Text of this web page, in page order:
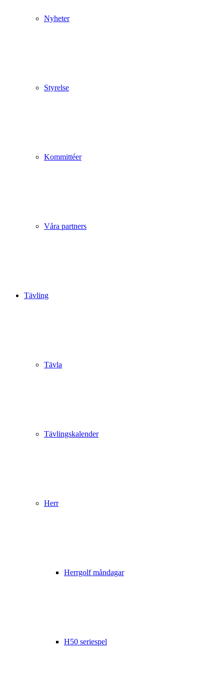
Nyheter
Styrelse
Kommittéer
Våra partners
Tävling
Tävla
Tävlingskalender
Herr
Herrgolf måndagar
H50 seriespel